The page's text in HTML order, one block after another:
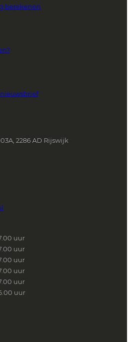
berekenen
2286 AD Rijswijk
uur
uur
uur
uur
uur
uur